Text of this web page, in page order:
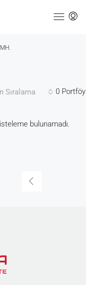
0 Portföy
Sıralama
bulunamadı.